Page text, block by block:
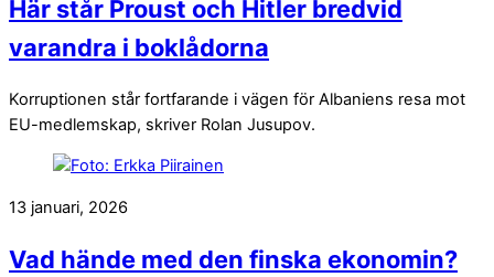
Här står Proust och Hitler bredvid
varandra i boklådorna
Korruptionen står fortfarande i vägen för Albaniens resa mot
EU-medlemskap, skriver Rolan Jusupov.
13 januari, 2026
Vad hände med den finska ekonomin?